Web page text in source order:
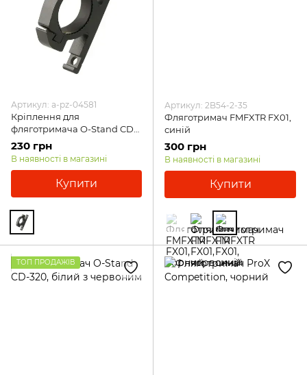
Артикул: a-pz-04581
Кріплення для
фляготримача O-Stand CD-
02X на руль, чорний
230 грн
В наявності в магазині
Купити
Артикул: 2B54-2-35
Фляготримач FMFXTR FX01,
синій
300 грн
В наявності в магазині
Купити
ТОП ПРОДАЖІВ